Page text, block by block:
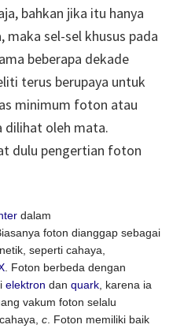
bahkan jika itu hanya
maka sel-sel khusus pada
beberapa dekade
terus berupaya untuk
minimum foton atau
dilihat oleh mata.
dulu pengertian foton
dalam
foton dianggap sebagai
seperti cahaya,
. Foton berbeda dengan
elektron dan quark , karena ia
vakum foton selalu
c . Foton memiliki baik